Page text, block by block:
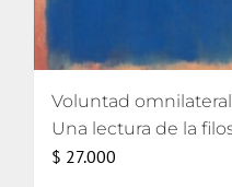
Voluntad
Una lectura de la
$ 27.000